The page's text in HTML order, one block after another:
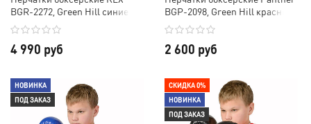
BGR-2272, Green Hill синие
4 990 руб
BGP-2098, Green Hill красные
2 600 руб
НОВИНКА
ПОД ЗАКАЗ
СКИДКА 0%
НОВИНКА
ПОД ЗАКАЗ